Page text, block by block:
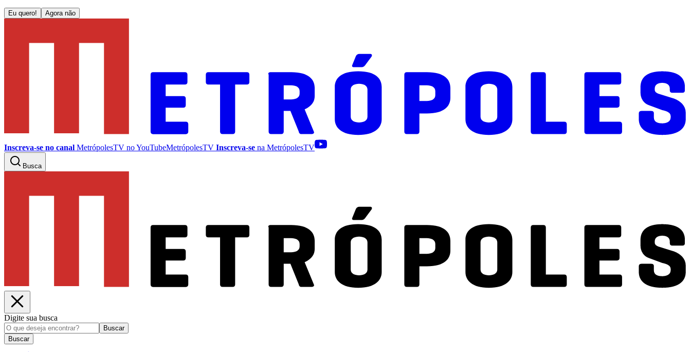
Eu quero! Agora não
Inscreva-se no canal MetrópolesTV noYouTubeMetrópolesTV Inscreva-se na MetrópolesTV
Busca
Digite sua busca
Buscar
Buscar